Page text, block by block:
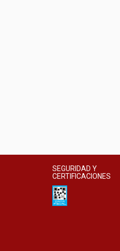
SEGURIDAD Y
CERTIFICACIONES